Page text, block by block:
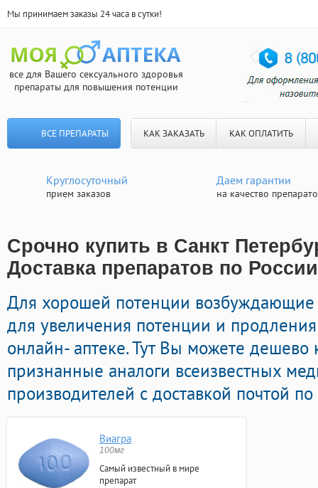
Мы принимаем заказы 24 часа в сутки!
все для Вашего сексуального здоровья
препараты для повышения потенции
ВСЕ ПРЕПАРАТЫ КАК ЗАКАЗАТЬ КАК ОПЛАТИТЬ
Круглосуточный
прием заказов
Даем гарантии
на качество
Срочно купить в Санкт
Доставка препаратов по России
Для хорошей потенции
для увеличения потенции и продления
онлайн- аптеке. Тут Вы можете дешево
признанные аналоги всеизвестных
производителей с доставкой почтой
Виагра
100мг
Самый известный в мире
препарат